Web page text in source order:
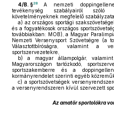
4/B. §28
A nemzeti
tevékenység szabályairól szóló
követelményeknek megfelelő
a) az országos sportági
és a fogyatékosok országos
továbbiakban: MOB), a Magyar
Nemzeti Versenysport Szövetségre (a
Választottbíróságra, valamint a
sportszervezetekre,
b) a magyar állampolgár,
Magyarországon tartózkodó,
sportszakemberre és a
kormányrendelet szerinti egyéb
c) a sportszövetségek
a versenyrendszeren kívül szervezett
Az amatőr sportolókra